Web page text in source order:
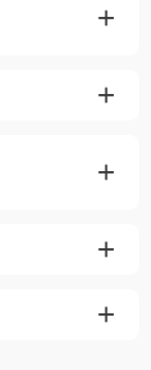
+
+
+
+
+